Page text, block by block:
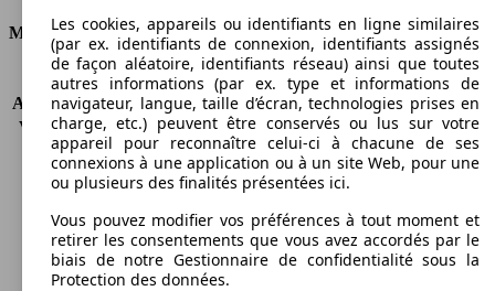
Moteur et Puissance
KW (CH)
75 kW (102 PS)
Accélération (0-100 km/h) 13.7s
Vitesse maximale (km/h) 164 km/h
Nombre de vitesses
5
Couple
148 nm
Carburant
Essence
Cylindres
4
Transmission
Boîte manuelle
Les cookies, appareils ou identifiants en ligne similaires
(par ex. identifiants de connexion, identifiants assignés
de façon aléatoire, identifiants réseau) ainsi que toutes
autres informations (par ex. type et informations de
navigateur, langue, taille d’écran, technologies prises en
charge, etc.) peuvent être conservés ou lus sur votre
appareil pour reconnaître celui-ci à chacune de ses
connexions à une application ou à un site Web, pour une
ou plusieurs des finalités présentées ici.
Vous pouvez modifier vos préférences à tout moment et
retirer les consentements que vous avez accordés par le
biais de notre Gestionnaire de confidentialité sous la
Protection des données.